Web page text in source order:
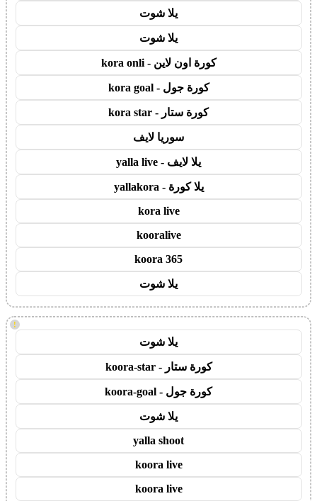
يلا شوت
يلا شوت
كورة اون لاين - kora onli
كورة جول - kora goal
كورة ستار - kora star
سوريا لايف
يلا لايف - yalla live
يلا كورة - yallakora
kora live
kooralive
koora 365
يلا شوت
!
يلا شوت
كورة ستار - koora-star
كورة جول - koora-goal
يلا شوت
yalla shoot
koora live
koora live